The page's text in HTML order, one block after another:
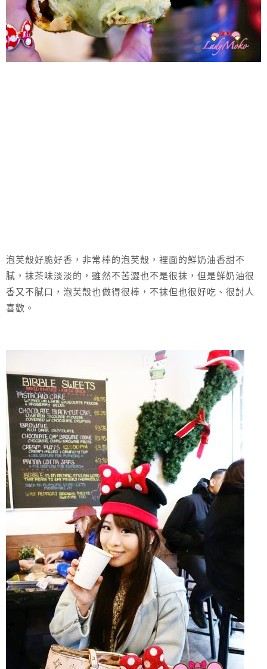
泡芙殼好脆好香，非常棒的泡芙殼，裡面的鮮奶油香甜不
膩，抹茶味淡淡的，雖然不苦澀也不是很抹，但是鮮奶油很
香又不膩口，泡芙殼也做得很棒，不抹但也很好吃、很討人
喜歡。